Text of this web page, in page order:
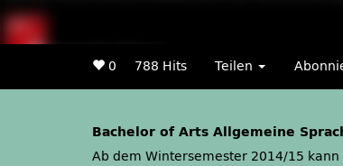
0 788 Hits Teilen
Bachelor of Arts Allgemeine
Ab dem Wintersemester 2014/15 kann
Studienganges in der